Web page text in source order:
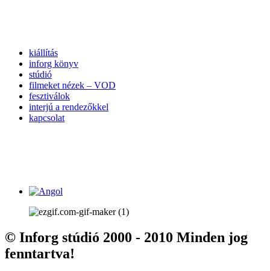
kiállítás
inforg könyv
stúdió
filmeket nézek – VOD
fesztiválok
interjú a rendezőkkel
kapcsolat
© Inforg stúdió 2000 - 2010 Minden jog
fenntartva!